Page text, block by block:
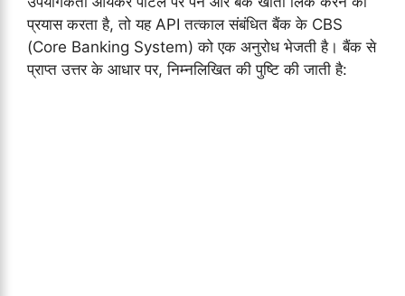
प्रयास करता है, तो यह API तत्काल संबंधित बैंक के CBS
(Core Banking System) को एक अनुरोध भेजती है। बैंक से
प्राप्त उत्तर के आधार पर, निम्नलिखित की पुष्टि की जाती है: